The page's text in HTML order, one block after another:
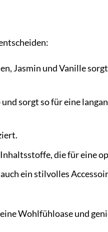
Jasmin und Vanille
sorgt so für eine
die für eine
ein stilvolles
Wohlfühloase und